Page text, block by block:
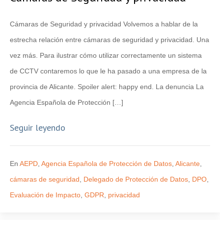
Cámaras de Seguridad y privacidad Volvemos a hablar de la
estrecha relación entre cámaras de seguridad y privacidad. Una
vez más. Para ilustrar cómo utilizar correctamente un sistema
de CCTV contaremos lo que le ha pasado a una empresa de la
provincia de Alicante. Spoiler alert: happy end. La denuncia La
Agencia Española de Protección […]
Seguir leyendo
En AEPD Agencia Española de Protección de Datos Alicante
cámaras de seguridad
Delegado de Protección de Datos DPO
Evaluación de Impacto GDPR privacidad